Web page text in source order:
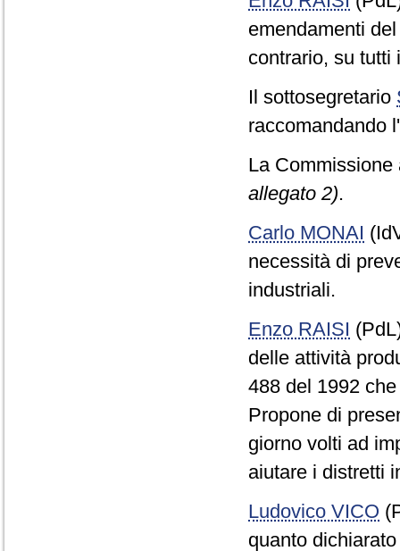
emendamenti
contrario, su tutti
Il sottosegretario
raccomandando
La
allegato 2).
Carlo MONAI
necessità di
industriali.
Enzo RAISI
delle attività
488 del 1992
Propone di
giorno volti ad
aiutare i distretti
Ludovico VICO
quanto